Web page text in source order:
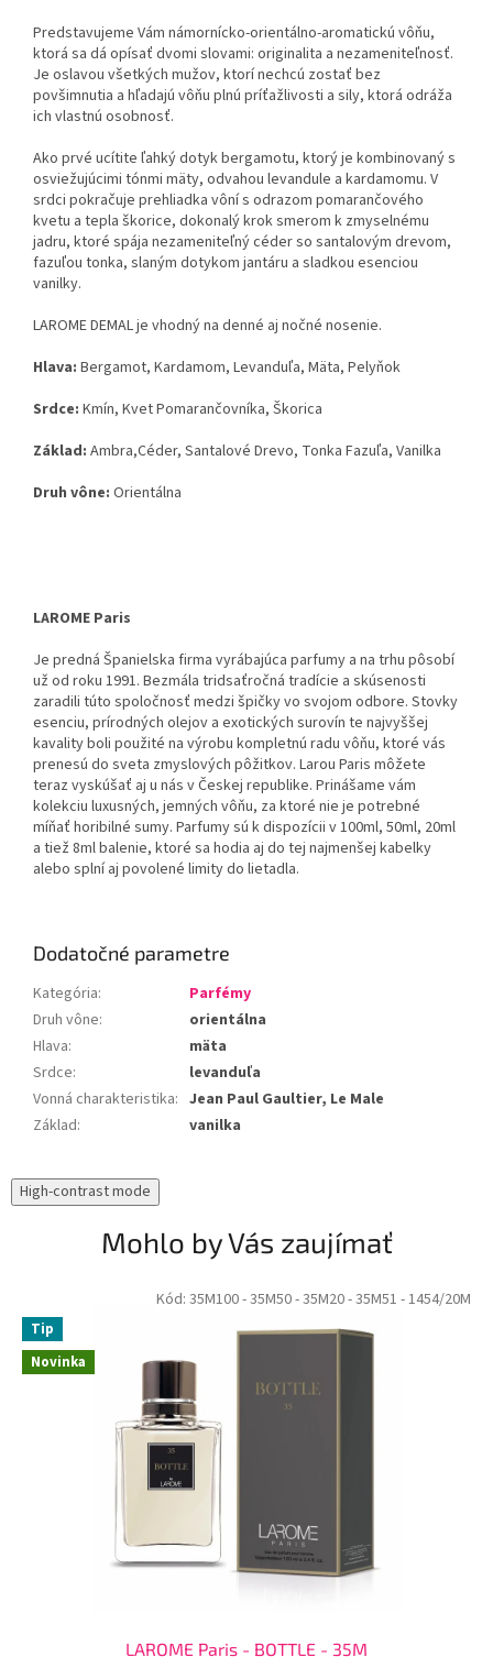
Predstavujeme Vám námornícko-orientálno-aromatickú vôňu,
ktorá sa dá opísať dvomi slovami: originalita a nezameniteľnosť.
Je oslavou všetkých mužov, ktorí nechcú zostať bez
povšimnutia a hľadajú vôňu plnú príťažlivosti a sily, ktorá odráža
ich vlastnú osobnosť.
Ako prvé ucítite ľahký dotyk bergamotu, ktorý je kombinovaný s
osviežujúcimi tónmi mäty, odvahou levandule a kardamomu. V
srdci pokračuje prehliadka vôní s odrazom pomarančového
kvetu a tepla škorice, dokonalý krok smerom k zmyselnému
jadru, ktoré spája nezameniteľný céder so santalovým drevom,
fazuľou tonka, slaným dotykom jantáru a sladkou esenciou
vanilky.
LAROME DEMAL je vhodný na denné aj nočné nosenie.
Hlava: Bergamot, Kardamom, Levanduľa, Mäta, Pelyňok
Srdce: Kmín, Kvet Pomarančovníka, Škorica
Základ: Ambra,Céder, Santalové Drevo, Tonka Fazuľa, Vanilka
Druh vône: Orientálna
LAROME Paris
Je predná Španielska firma vyrábajúca parfumy a na trhu pôsobí
už od roku 1991. Bezmála tridsaťročná tradície a skúsenosti
zaradili túto spoločnosť medzi špičky vo svojom odbore. Stovky
esenciu, prírodných olejov a exotických surovín te najvyššej
kavality boli použité na výrobu kompletnú radu vôňu, ktoré vás
prenesú do sveta zmyslových pôžitkov. Larou Paris môžete
teraz vyskúšať aj u nás v Českej republike. Prinášame vám
kolekciu luxusných, jemných vôňu, za ktoré nie je potrebné
míňať horibilné sumy. Parfumy sú k dispozícii v 100ml, 50ml, 20ml
a tiež 8ml balenie, ktoré sa hodia aj do tej najmenšej kabelky
alebo splní aj povolené limity do lietadla.
Dodatočné parametre
Kategória:
Parfémy
Druh vône:
orientálna
Hlava:
mäta
Srdce:
levanduľa
Vonná charakteristika: Jean Paul Gaultier, Le Male
Základ: vanilka
High-contrast mode
Mohlo by Vás zaujímať
Novinka
Tip
LAROME Paris - BOTTLE - 35M
Kód: 35M100- 35M50- 35M20- 35M51 - 1454/20M